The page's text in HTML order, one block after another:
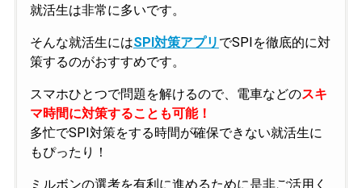
就活生は非常に多いです。
そんな就活生にはSPI対策アプリ でSPIを徹底的に対
策するのがおすすめです。
スマホひとつで問題を解けるので、電車などのスキ
マ時間に対策することも可能！
多忙でSPI対策をする時間が確保できない就活生に
もぴったり！
ミルボンの選考を有利に進めるために是非ご活用く